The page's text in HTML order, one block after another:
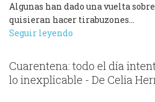
Algunas han dado una vuelta
quisieran hacer tirabuzones…
Seguir leyendo
Cuarentena: todo el día
lo inexplicable - De Celia